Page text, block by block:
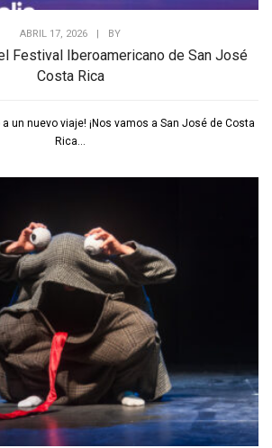
ABRIL 17, 2026 BY
Festival Iberoamericano de San José
Costa Rica
un nuevo viaje! ¡Nos vamos a San José de Costa
Rica...